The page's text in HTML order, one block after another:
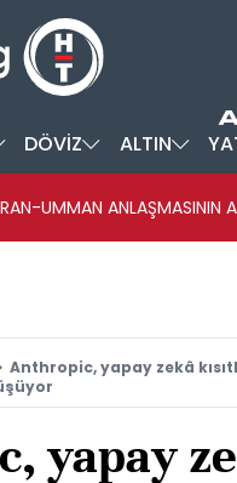
DÖVİZ ALTIN
UMMAN ANLAŞMASININ
Anthropic, yapay zekâ
yapay